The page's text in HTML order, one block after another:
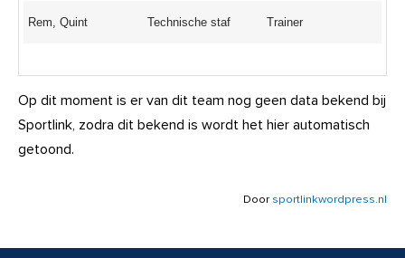
Rem, Quint Technische staf Trainer
Op dit moment is er van dit team nog geen data bekend bij
Sportlink, zodra dit bekend is wordt het hier automatisch
getoond.
Door sportlinkwordpress.nl